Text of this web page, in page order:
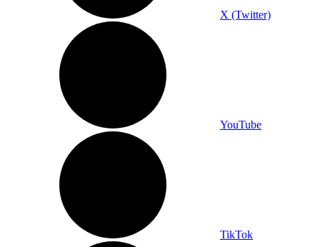
X (Twitter)
YouTube
TikTok